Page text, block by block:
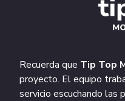
Recuerda que Tip Top
proyecto. El equipo
servicio escuchando las